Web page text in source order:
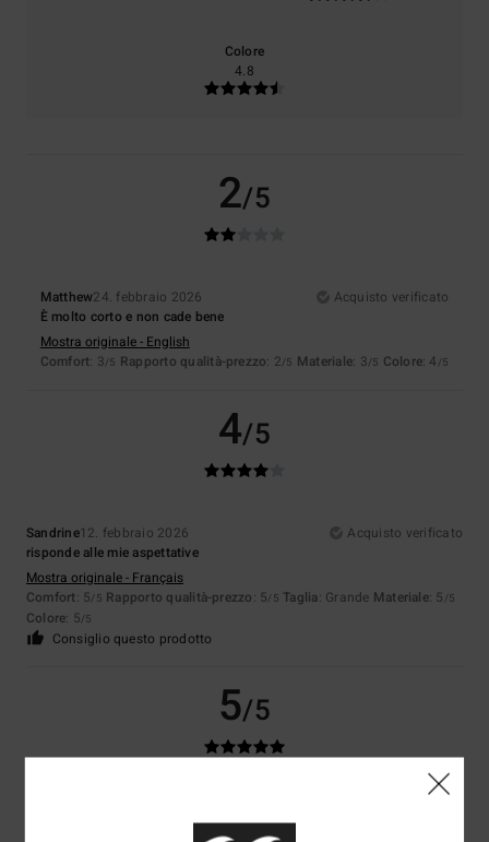
Colore
4.8
2/5
Matthew24. febbraio 2026
Acquisto verificato
È molto corto e non cade bene
Mostra originale - English
Comfort: 3/5 Rapporto qualità-prezzo: 2/5 Materiale: 3/5 Colore: 4 /5
4/5
Sandrine12. febbraio 2026
Acquisto verificato
risponde alle mie aspettative
Mostra originale - Français
Comfort: 5/5 Rapporto qualità-prezzo: 5/5 Taglia: Grande Materiale: 5 /5
Colore: 5/5
Consiglio questo prodotto
5/5
Perché il maglione mi sta molto bene.